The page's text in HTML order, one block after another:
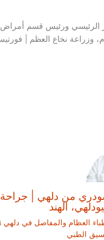
الرئيسي ورئيس قسم أمراض
وزراعة نخاع العظم |
من دلهي | جراحة
الهند
العظام والمفاصل في دلهي ٢٠٢٦
الطبي